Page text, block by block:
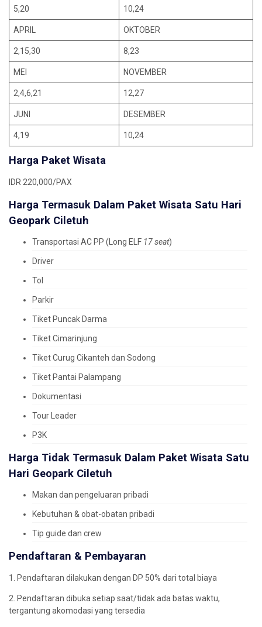
5,20 10,24
APRIL OKTOBER
2,15,30 8,23
MEI NOVEMBER
2,4,6,21 12,27
JUNI DESEMBER
4,19 10,24
Harga Paket Wisata
IDR 220,000/PAX
Harga Termasuk Dalam Paket Wisata Satu Hari
Geopark Ciletuh
Transportasi AC PP (Long ELF 17 seat)
Driver
Tol
Parkir
Tiket Puncak Darma
Tiket Cimarinjung
Tiket Curug Cikanteh dan Sodong
Tiket Pantai Palampang
Dokumentasi
Tour Leader
P3K
Harga Tidak Termasuk Dalam Paket Wisata Satu
Hari Geopark Ciletuh
Makan dan pengeluaran pribadi
Kebutuhan & obat-obatan pribadi
Tip guide dan crew
Pendaftaran & Pembayaran
1. Pendaftaran dilakukan dengan DP 50% dari total biaya
2. Pendaftaran dibuka setiap saat/tidak ada batas waktu,
tergantung akomodasi yang tersedia